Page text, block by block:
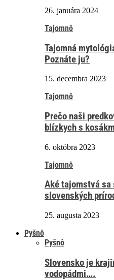
26. januára 2024
Tajomnô
Tajomná
Poznáte ju?
15. decembra 2023
Tajomnô
Prečo naši
blízkych s
6. októbra 2023
Tajomnô
Aké tajomstvá sa
slovenských
25. augusta 2023
Pyšnô
Pyšnô
Slovensko je
vodopádmi….